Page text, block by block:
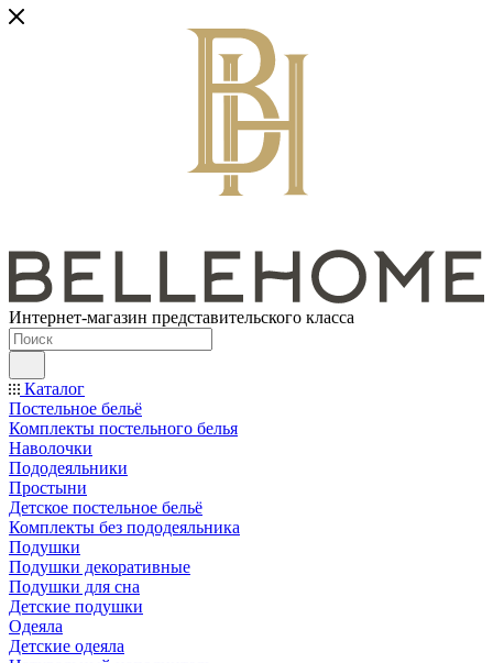
Интернет-магазин представительского класса
Каталог
Постельное бельё
Комплекты постельного белья
Наволочки
Пододеяльники
Простыни
Детское постельное бельё
Комплекты без пододеяльника
Подушки
Подушки декоративные
Подушки для сна
Детские подушки
Одеяла
Детские одеяла